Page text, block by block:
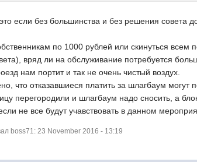
если без большинства и без решения совета
по 1000 рублей или скинуться
вряд ли на обслуживание потребуется
нам портит и так не очень чистый воздух.
что отказавшиеся платить за шлагбаум могут
перегородили и шлагбаум надо сносить, а
не все будут учавствовать в данном
boss71: 23 November 2016 - 13:19